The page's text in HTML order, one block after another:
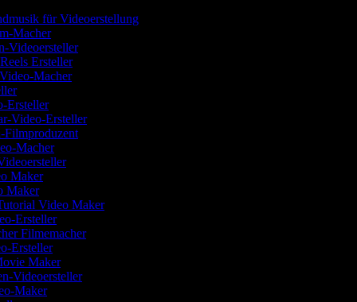
für Videoerstellung
Macher
Videoersteller
Ersteller
Macher
Ersteller
Video-Ersteller
Filmproduzent
Macher
Maker
Maker
Video Maker
Ersteller
Filmemacher
Ersteller
Maker
Videoersteller
Maker